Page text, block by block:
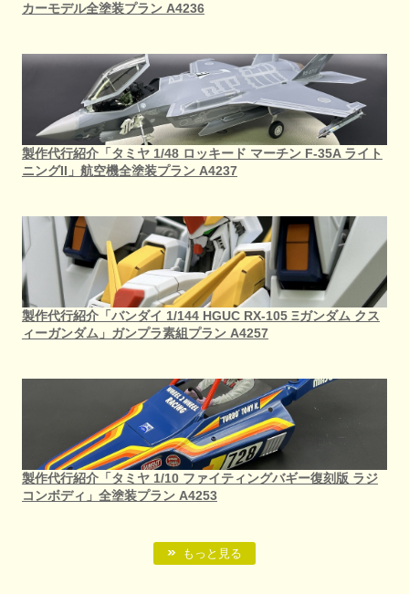
カーモデル全塗装プラン A4236
製作代行紹介「タミヤ 1/48 ロッキード マーチン F-35A ライト
ニングII」航空機全塗装プラン A4237
製作代行紹介「バンダイ 1/144 HGUC RX-105 Ξガンダム クス
ィーガンダム」ガンプラ素組プラン A4257
製作代行紹介「タミヤ 1/10 ファイティングバギー復刻版 ラジ
コンボディ」全塗装プラン A4253
もっと見る